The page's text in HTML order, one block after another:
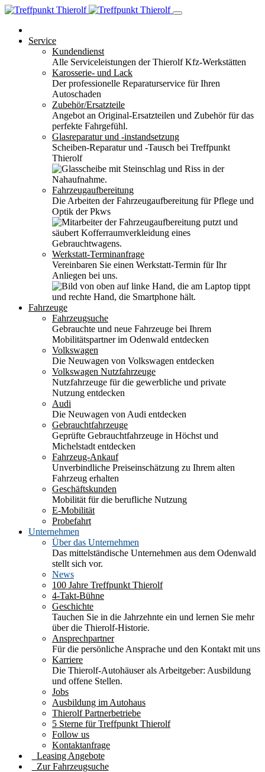
Service
Kundendienst
Alle Serviceleistungen der Thierolf Kfz-Werkstätten
Karosserie- und Lack
Der professionelle Reparaturservice für Ihren
Autoschaden
Zubehör/Ersatzteile
Angebot an Original-Ersatzteilen und Zubehör für das
perfekte Fahrgefühl.
Glasreparatur und -instandsetzung
Scheiben-Reparatur und -Tausch bei Treffpunkt
Thierolf
Fahrzeugaufbereitung
Die Arbeiten der Fahrzeugaufbereitung für Pflege und
Optik der Pkws
Werkstatt-Terminanfrage
Vereinbaren Sie einen Werkstatt-Termin für Ihr
Anliegen bei uns.
Fahrzeuge
Fahrzeugsuche
Gebrauchte und neue Fahrzeuge bei Ihrem
Mobilitätspartner im Odenwald entdecken
Volkswagen
Die Neuwagen von Volkswagen entdecken
Volkswagen Nutzfahrzeuge
Nutzfahrzeuge für die gewerbliche und private
Nutzung entdecken
Audi
Die Neuwagen von Audi entdecken
Gebrauchtfahrzeuge
Geprüfte Gebrauchtfahrzeuge in Höchst und
Michelstadt entdecken
Fahrzeug-Ankauf
Unverbindliche Preiseinschätzung zu Ihrem alten
Fahrzeug erhalten
Geschäftskunden
Mobilität für die berufliche Nutzung
E-Mobilität
Probefahrt
Unternehmen
Über das Unternehmen
Das mittelständische Unternehmen aus dem Odenwald
stellt sich vor.
News
100 Jahre Treffpunkt Thierolf
4-Takt-Bühne
Geschichte
Tauchen Sie in die Jahrzehnte ein und lernen Sie mehr
über die Thierolf-Historie.
Ansprechpartner
Für die persönliche Ansprache und den Kontakt mit uns
Karriere
Die Thierolf-Autohäuser als Arbeitgeber: Ausbildung
und offene Stellen.
Jobs
Ausbildung im Autohaus
Thierolf Partnerbetriebe
5 Sterne für Treffpunkt Thierolf
Follow us
Kontaktanfrage
Leasing Angebote
Zur Fahrzeugsuche